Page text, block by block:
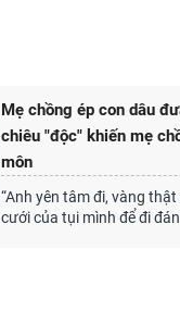
Mẹ chồng ép con dâu
chiêu "độc" khiến mẹ
môn
“Anh yên tâm đi, vàng
cưới của tụi mình để đi